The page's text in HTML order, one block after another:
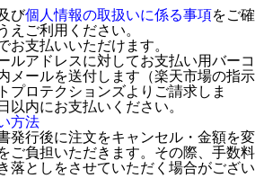
び個人情報の取扱いに係る事項をご確
えご利用ください。
お支払いいただけます。
ルアドレスに対してお支払い用バーコ
メールを送付します（楽天市場の指示
プロテクションズよりご請求しま
以内にお支払いください。
方法
発行後に注文をキャンセル・金額を変
ご負担いただきます。その際、手数料
落としをさせていただく場合がござい